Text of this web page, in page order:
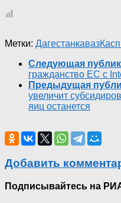
Метки: Дагестанкаваз
Следующая
гражданство ЕС с
Предыдущая
увеличит
яиц останется
Добавить
Подписывайтесь на